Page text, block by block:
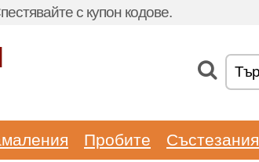
с купон кодове.
Пробите Състезания